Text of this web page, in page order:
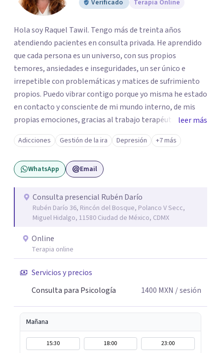
Verificado Terapia Online
Hola soy Raquel Tawil. Tengo más de treinta años
atendiendo pacientes en consulta privada. He aprendido
que cada persona es un universo, con sus propios
temores, ansiedades e inseguridades, un ser único e
irrepetible con problemáticas y matices de sufrimiento
propios. Puedo vibrar contigo porque yo misma he estado
en contacto y consciente de mi mundo interno, de mis
propias emociones, gracias al trabajo terapéutico que he
llevado como parte de mi formación como
psicoterapeuta, lo que me permitirá comprenderte
mejor. Nadie puede entender al otro si no se ha puesto en
contacto consigo mismo. Me gustaría acompañarte en
motivo la vida te esta poniendo retos difíciles estoy aquí
para acompañarte y buscar las mejores soluciones. Si
estas sufriendo puedo ayudarte a aminorarlo y resolverlo
a través del trabajo conjunto de recordar, reacomodar,
resignificar y elaborar, para que puedas sentirte mejor,
ser mas productivo y en general tener una vida más feliz.
Mi lema es: PUEDES ESTAR MEJOR.
leer más
Adicciones Gestión de la ira Depresión +7 más
WhatsApp Email
Consulta presencial Rubén Darío
Rubén Darío 36, Rincón del Bosque, Polanco V Secc,
Miguel Hidalgo, 11580 Ciudad de México, CDMX
Online
Terapia online
Servicios y precios
Consulta para Psicología
1400 MXN / sesión
Mañana
15:30 18:00 23:00